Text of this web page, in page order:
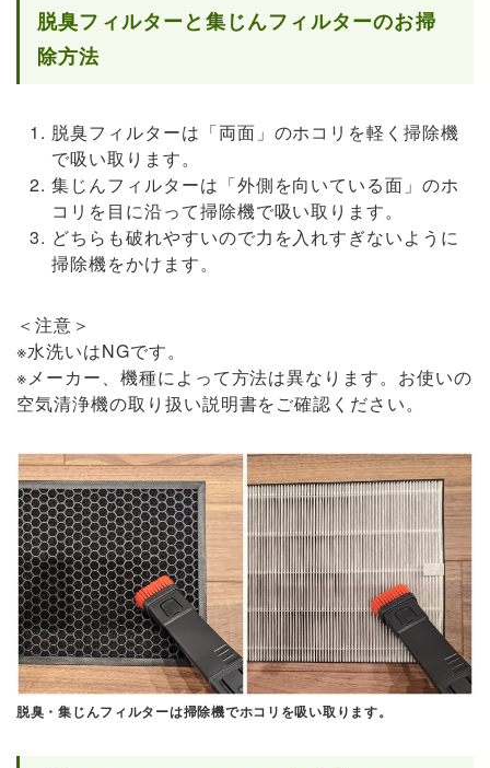
脱臭フィルターと集じんフィルターのお掃
除方法
脱臭フィルターは「両面」のホコリを軽く掃除機
で吸い取ります。
集じんフィルターは「外側を向いている面」のホ
コリを目に沿って掃除機で吸い取ります。
どちらも破れやすいので力を入れすぎないように
掃除機をかけます。
＜注意＞
※水洗いはNGです。
※メーカー、機種によって方法は異なります。お使いの
空気清浄機の取り扱い説明書をご確認ください。
脱臭・集じんフィルターは掃除機でホコリを吸い取ります。